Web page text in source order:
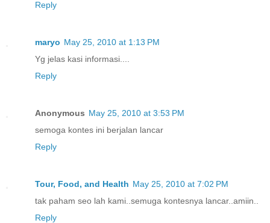
Reply
maryo May 25, 2010 at 1:13 PM
Yg jelas kasi informasi....
Reply
Anonymous May 25, 2010 at 3:53 PM
semoga kontes ini berjalan lancar
Reply
Tour, Food, and Health May 25, 2010 at 7:02 PM
tak paham seo lah kami..semuga kontesnya lancar..amiin..
Reply